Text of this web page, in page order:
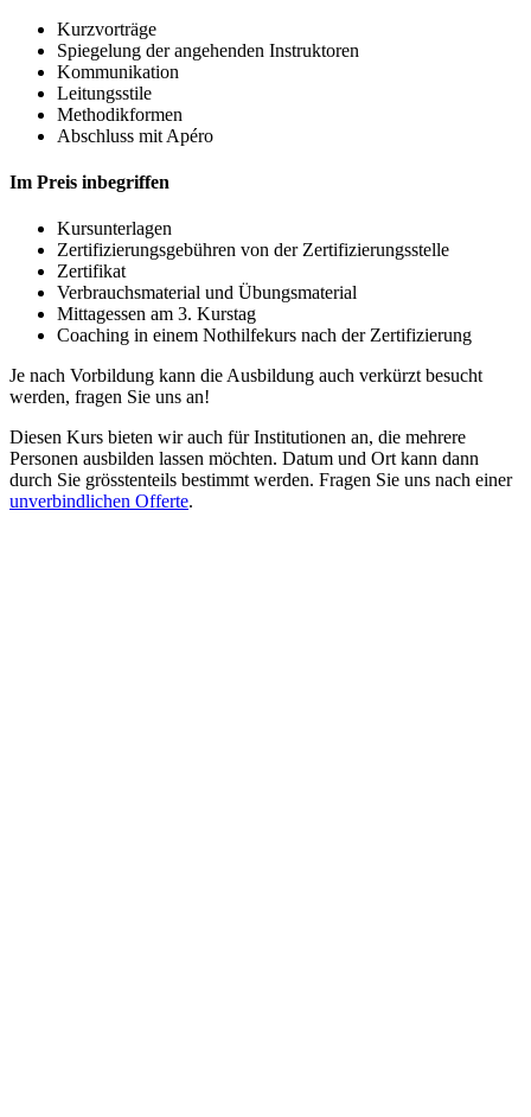
Kurzvorträge
Spiegelung der angehenden Instruktoren
Kommunikation
Leitungsstile
Methodikformen
Abschluss mit Apéro
Im Preis inbegriffen
Kursunterlagen
Zertifizierungsgebühren von der Zertifizierungsstelle
Zertifikat
Verbrauchsmaterial und Übungsmaterial
Mittagessen am 3. Kurstag
Coaching in einem Nothilfekurs nach der Zertifizierung
Je nach Vorbildung kann die Ausbildung auch verkürzt besucht
werden, fragen Sie uns an!
Diesen Kurs bieten wir auch für Institutionen an, die mehrere
Personen ausbilden lassen möchten. Datum und Ort kann dann
durch Sie grösstenteils bestimmt werden. Fragen Sie uns nach einer
unverbindlichen Offerte.